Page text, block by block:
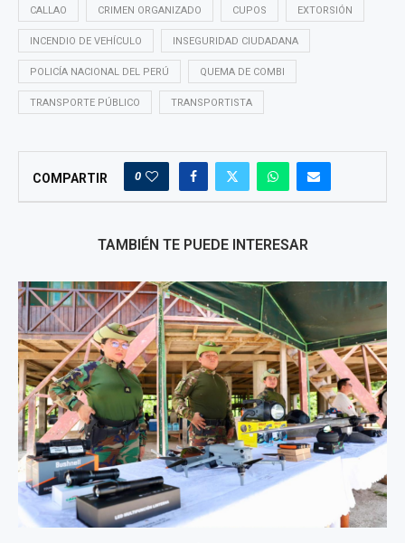
CALLAO CRIMEN ORGANIZADO CUPOS EXTORSIÓN
INCENDIO DE VEHÍCULO INSEGURIDAD CIUDADANA
POLICÍA NACIONAL DEL PERÚ QUEMA DE COMBI
TRANSPORTE PÚBLICO TRANSPORTISTA
COMPARTIR 0
TAMBIÉN TE PUEDE INTERESAR